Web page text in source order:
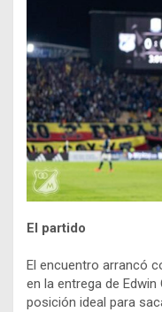
El partido
El encuentro arrancó
en la entrega de
posición ideal para